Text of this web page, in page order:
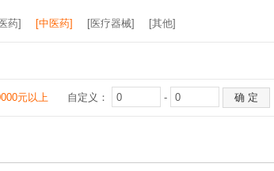
药] [中医药] [医疗器械] [其他]
元以上 自定义： -